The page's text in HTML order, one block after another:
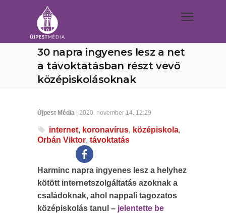
30 napra ingyenes lesz a net
a távoktatásban részt vevő
középiskolásoknak
Újpest Média | 2020. november 14. 12:29
internet, koronavírus, középiskola,
Orbán Viktor, távoktatás
Harminc napra ingyenes lesz a helyhez
kötött internetszolgáltatás azoknak a
családoknak, ahol nappali tagozatos
középiskolás tanul – jelentette be